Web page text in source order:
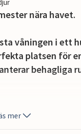
nära havet.
våningen i ett
platsen för
behagliga
mer